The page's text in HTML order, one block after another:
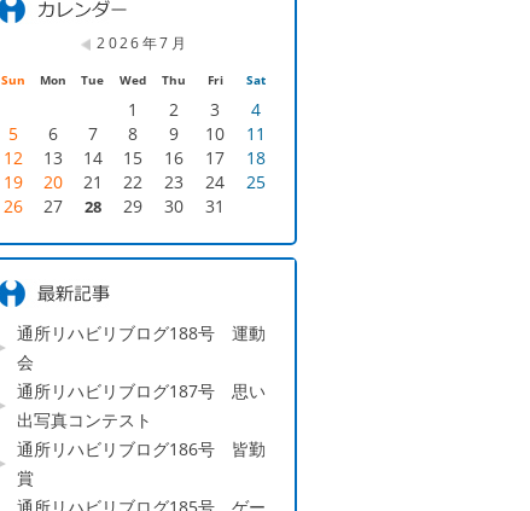
2026年7月
Sun Mon Tue Wed Thu Fri Sat
1 2 3
4
5
6 7 8 9 10
11
12
13 14 15 16 17
18
19
20 21 22 23 24
25
26
27 28 29 30 31
通所リハビリブログ188号 運動
会
通所リハビリブログ187号 思い
出写真コンテスト
通所リハビリブログ186号 皆勤
賞